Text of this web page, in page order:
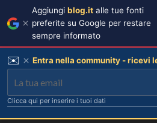
Aggiungi blog.it alle tue fonti
preferite su Google per restare
sempre informato
✉️ Entra nella community - ricevi
Clicca qui per inserire i tuoi dati